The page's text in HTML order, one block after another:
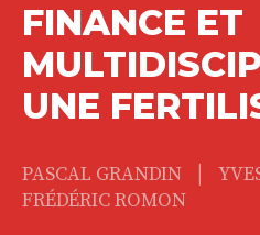
FINANCE ET
UNE
PASCAL GRANDIN
FRÉDÉRIC ROMON